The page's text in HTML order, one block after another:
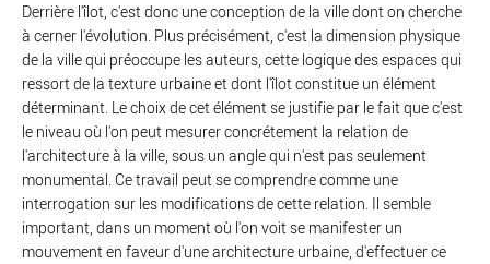
Derrière l'îlot, c'est donc une conception de la ville dont on cherche
à cerner l'évolution. Plus précisément, c'est la dimension physique
de la ville qui préoccupe les auteurs, cette logique des espaces qui
ressort de la texture urbaine et dont l'îlot constitue un élément
déterminant. Le choix de cet élément se justifie par le fait que c'est
le niveau où l'on peut mesurer concrétement la relation de
l'architecture à la ville, sous un angle qui n'est pas seulement
monumental. Ce travail peut se comprendre comme une
interrogation sur les modifications de cette relation. Il semble
important, dans un moment où l'on voit se manifester un
mouvement en faveur d'une architecture urbaine, d'effectuer ce